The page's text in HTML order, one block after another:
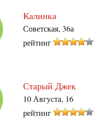
Калинка
Советская, 36а
рейтинг
Старый Джек
10 Августа, 16
рейтинг